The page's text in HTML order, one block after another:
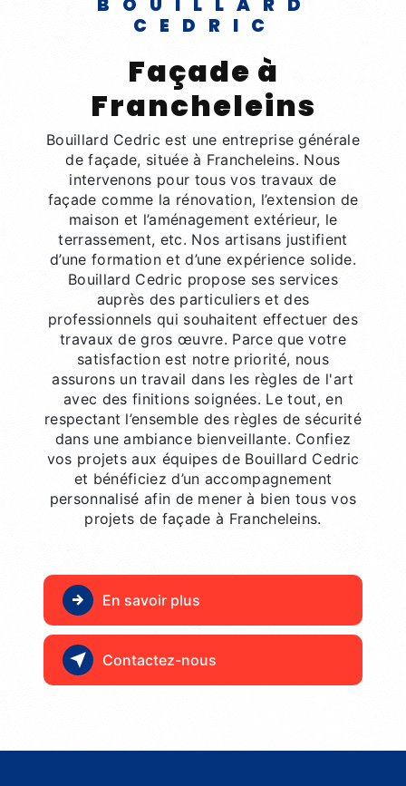
BOUILLARD
CEDRIC
façade à
Francheleins
Bouillard Cedric est une entreprise générale
de façade, située à Francheleins. Nous
intervenons pour tous vos travaux de
façade comme la rénovation, l’extension de
maison et l’aménagement extérieur, le
terrassement, etc. Nos artisans justifient
d’une formation et d’une expérience solide.
Bouillard Cedric propose ses services
auprès des particuliers et des
professionnels qui souhaitent effectuer des
travaux de gros œuvre. Parce que votre
satisfaction est notre priorité, nous
assurons un travail dans les règles de l'art
avec des finitions soignées. Le tout, en
respectant l’ensemble des règles de sécurité
dans une ambiance bienveillante. Confiez
vos projets aux équipes de Bouillard Cedric
et bénéficiez d’un accompagnement
personnalisé afin de mener à bien tous vos
projets de façade à Francheleins.
En savoir plus
Contactez-nous